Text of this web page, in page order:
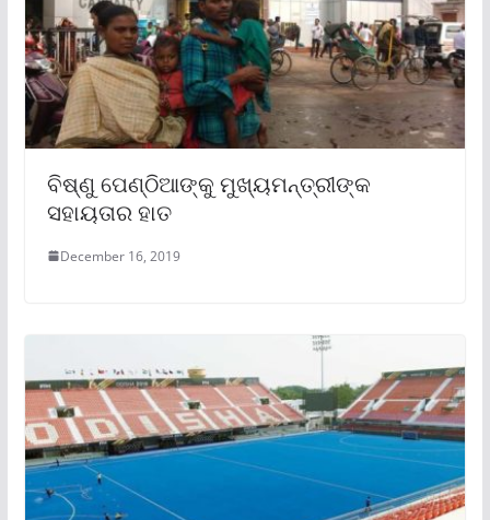
ବିଷ୍ଣୁ ପେଣ୍ଠିଆଙ୍କୁ ମୁଖ୍ୟମନ୍ତ୍ରୀଙ୍କ
ସହାୟତାର ହାତ
December 16, 2019